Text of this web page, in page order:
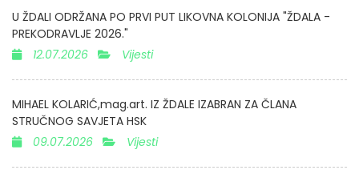
U ŽDALI ODRŽANA PO PRVI PUT LIKOVNA KOLONIJA "ŽDALA -
PREKODRAVLJE 2026."
12.07.2026
Vijesti
MIHAEL KOLARIĆ,mag.art. IZ ŽDALE IZABRAN ZA ČLANA
STRUČNOG SAVJETA HSK
09.07.2026
Vijesti